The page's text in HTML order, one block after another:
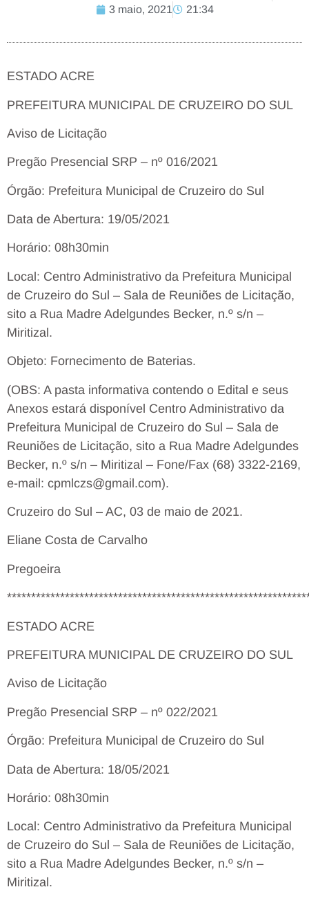
3 maio, 2021
21:34
ESTADO ACRE
PREFEITURA MUNICIPAL DE CRUZEIRO DO SUL
Aviso de Licitação
Pregão Presencial SRP – nº 016/2021
Órgão: Prefeitura Municipal de Cruzeiro do Sul
Data de Abertura: 19/05/2021
Horário: 08h30min
Local: Centro Administrativo da Prefeitura Municipal
de Cruzeiro do Sul – Sala de Reuniões de Licitação,
sito a Rua Madre Adelgundes Becker, n.º s/n –
Miritizal.
Objeto: Fornecimento de Baterias.
(OBS: A pasta informativa contendo o Edital e seus
Anexos estará disponível Centro Administrativo da
Prefeitura Municipal de Cruzeiro do Sul – Sala de
Reuniões de Licitação, sito a Rua Madre Adelgundes
Becker, n.º s/n – Miritizal – Fone/Fax (68) 3322-2169,
e-mail: cpmlczs@gmail.com).
Cruzeiro do Sul – AC, 03 de maio de 2021.
Eliane Costa de Carvalho
Pregoeira
ESTADO ACRE
PREFEITURA MUNICIPAL DE CRUZEIRO DO SUL
Aviso de Licitação
Pregão Presencial SRP – nº 022/2021
Órgão: Prefeitura Municipal de Cruzeiro do Sul
Data de Abertura: 18/05/2021
Horário: 08h30min
Local: Centro Administrativo da Prefeitura Municipal
de Cruzeiro do Sul – Sala de Reuniões de Licitação,
sito a Rua Madre Adelgundes Becker, n.º s/n –
Miritizal.